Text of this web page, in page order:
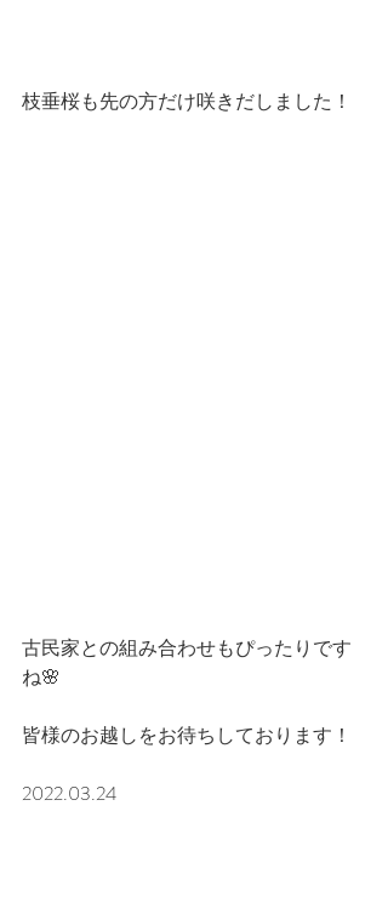
枝垂桜も先の方だけ咲きだしました！
古民家との組み合わせもぴったりです
ね🌸
皆様のお越しをお待ちしております！
2022.03.24